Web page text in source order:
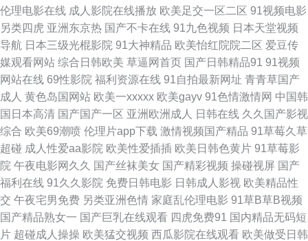
视频高清一区传媒 日本伦理冢本 国产伊人91 91国产嫩草 黄色91白虎 91小
视频官方版 97资超碰在线 深夜成人一区 91黄页视频 91热爆网站 撸Sub综合
网 网上免费 91伊人 91第一综合 日本伦理黄天堂网 极品影院 婷婷五月天亚
洲 福利在线播放1 最新无码网站网址 青娱乐青青草 深夜福利视频导航 麻豆
精品在线www 欧美日韩国产久 天天玩夜夜操 欧美美脚 精品人妻伦一二三区
久 欧美色TV 在线国产色图 欧美国产日韩久久婷婷 91精品7 亚洲久色网 免费
人成网站欧美在线 另类黑人欧美 久久精品黄 爱豆免费网站直接进入 91视频
伦理电影在线 成人影院在线播放 欧美足交一区二区 91视频电影
另类四虎 亚洲东京热 国产不卡在线 91九色视频 日本天堂视频
导航 日本三级光棍影院 91大神精品 欧美怡红院院二区 爱豆传
媒观看网站 综合日韩欧美 草逼网首页 国产日韩精品91 91视频
网站在线 69性影院 福利资源在线 91自拍最新网址 青青草国产
成人 黄色岛国网站 欧美一xxxxx 欧美gayv 91色情激情网 中国韩
国日本高清 国产国产一区 亚洲欧洲成人 日韩在线 久久国产影视
综合 欧美69潮喷 伦理片app下载 激情视频国产精品 91草莓久草
超碰 成人性爱aa影院 欧美性爱插插 欧美日韩色黄片 91草莓影
院 午夜电影网久久 国产丝袜美女 国产精彩视频 操碰视屏 国产
福利在线 91久久影院 免费日韩电影 日韩成人影视 欧美精品性
交 午夜宅男免费 另类亚洲色情 家庭乱伦理电影 91草B草B视频
国产精品熟女一 国产巨乳在线观看 四虎免费91 国内精品无码短
片 超碰成人操操 欧美猛交视频 西瓜影院在线观看 欧美做受日韩